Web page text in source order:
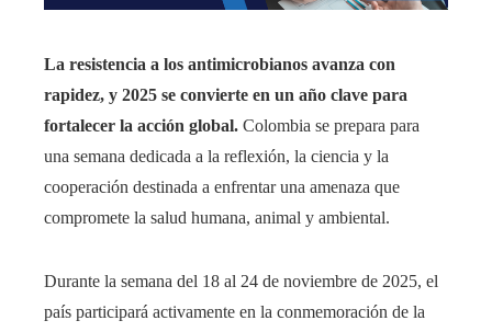
La resistencia a los antimicrobianos avanza con
rapidez, y 2025 se convierte en un año clave para
fortalecer la acción global. Colombia se prepara para
una semana dedicada a la reflexión, la ciencia y la
cooperación destinada a enfrentar una amenaza que
compromete la salud humana, animal y ambiental.
Durante la semana del 18 al 24 de noviembre de 2025, el
país participará activamente en la conmemoración de la